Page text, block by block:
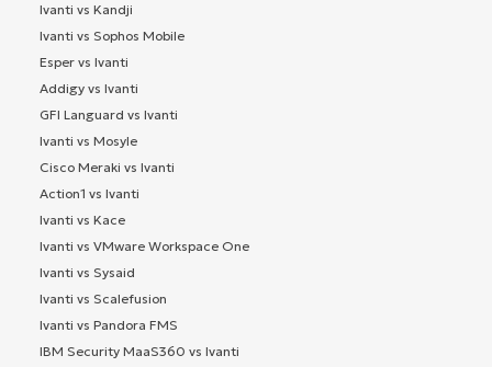
Ivanti vs Kandji
Ivanti vs Sophos Mobile
Esper vs Ivanti
Addigy vs Ivanti
GFI Languard vs Ivanti
Ivanti vs Mosyle
Cisco Meraki vs Ivanti
Action1 vs Ivanti
Ivanti vs Kace
Ivanti vs VMware Workspace One
Ivanti vs Sysaid
Ivanti vs Scalefusion
Ivanti vs Pandora FMS
IBM Security MaaS360 vs Ivanti